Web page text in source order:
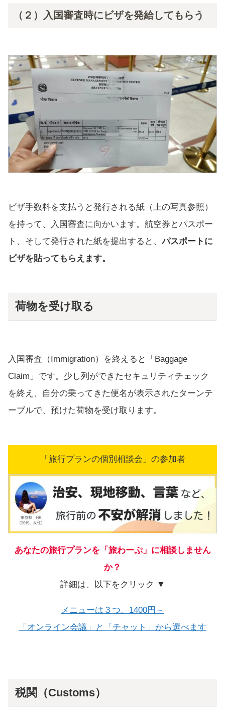
（２）入国審査時にビザを発給してもらう
ビザ手数料を支払うと発行される紙（上の写真参照）
を持って、入国審査に向かいます。航空券とパスポー
ト、そして発行された紙を提出すると、パスポートに
ビザを貼ってもらえます。
荷物を受け取る
入国審査（Immigration）を終えると「Baggage
Claim」です。少し列ができたセキュリティチェック
を終え、自分の乗ってきた便名が表示されたターンテ
ーブルで、預けた荷物を受け取ります。
「旅行プランの個別相談会」の参加者
あなたの旅行プランを「旅わーぷ」に相談しません
か？
詳細は、以下をクリック ▼
メニューは３つ。1400円～
「オンライン会議」と「チャット」から選べます
税関（Customs）